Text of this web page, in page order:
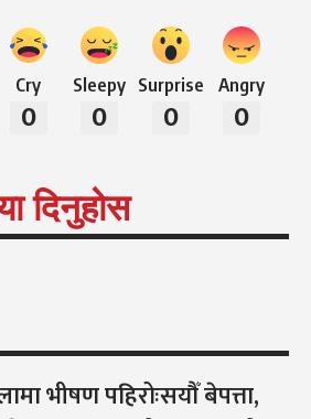
Cry
0
Sleepy
0
Surprise
0
Angry
0
दिनुहोस
भीषण पहिरोःसयौँ बेपत्ता,